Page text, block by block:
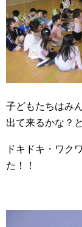
子どもたちはみ
出て来るかな？と
ドキドキ・ワク
た！！